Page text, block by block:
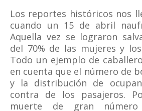
Los reportes históricos nos
cuando un 15 de abril
Aquella vez se lograron
del 70% de las mujeres y
Todo un ejemplo de
en cuenta que el número de
y la distribución de
contra de los pasajeros.
muerte de gran número